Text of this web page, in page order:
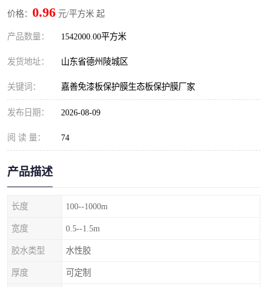
价格： 0.96 元/平方米 起
产品数量： 1542000.00平方米
发货地址： 山东省德州陵城区
关键词： 嘉善免漆板保护膜生态板保护膜厂家
发布日期： 2026-08-09
阅 读 量： 74
产品描述
长度 100--1000m
宽度 0.5--1.5m
胶水类型 水性胶
厚度 可定制